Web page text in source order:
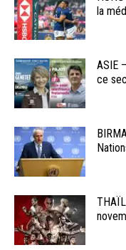
la
ASIE
ce